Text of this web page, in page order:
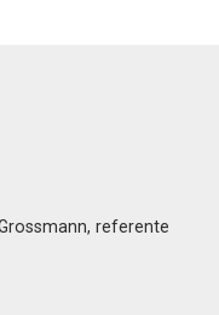
referente